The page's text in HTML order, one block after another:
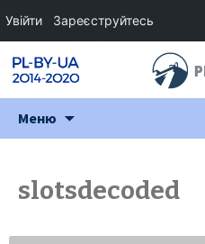
Меню
slotsdecoded
Увійти Зареєструйтесь